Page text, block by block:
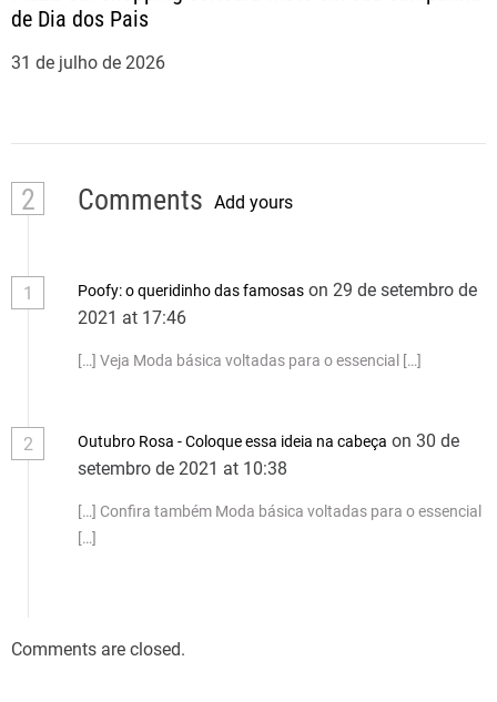
de Dia dos Pais
31 de julho de 2026
2 Comments Add yours
1 Poofy: o queridinho das famosas on 29 de setembro de
2021 at 17:46
[…] Veja Moda básica voltadas para o essencial […]
2 Outubro Rosa - Coloque essa ideia na cabeça on 30 de
setembro de 2021 at 10:38
[…] Confira também Moda básica voltadas para o essencial
[…]
Comments are closed.